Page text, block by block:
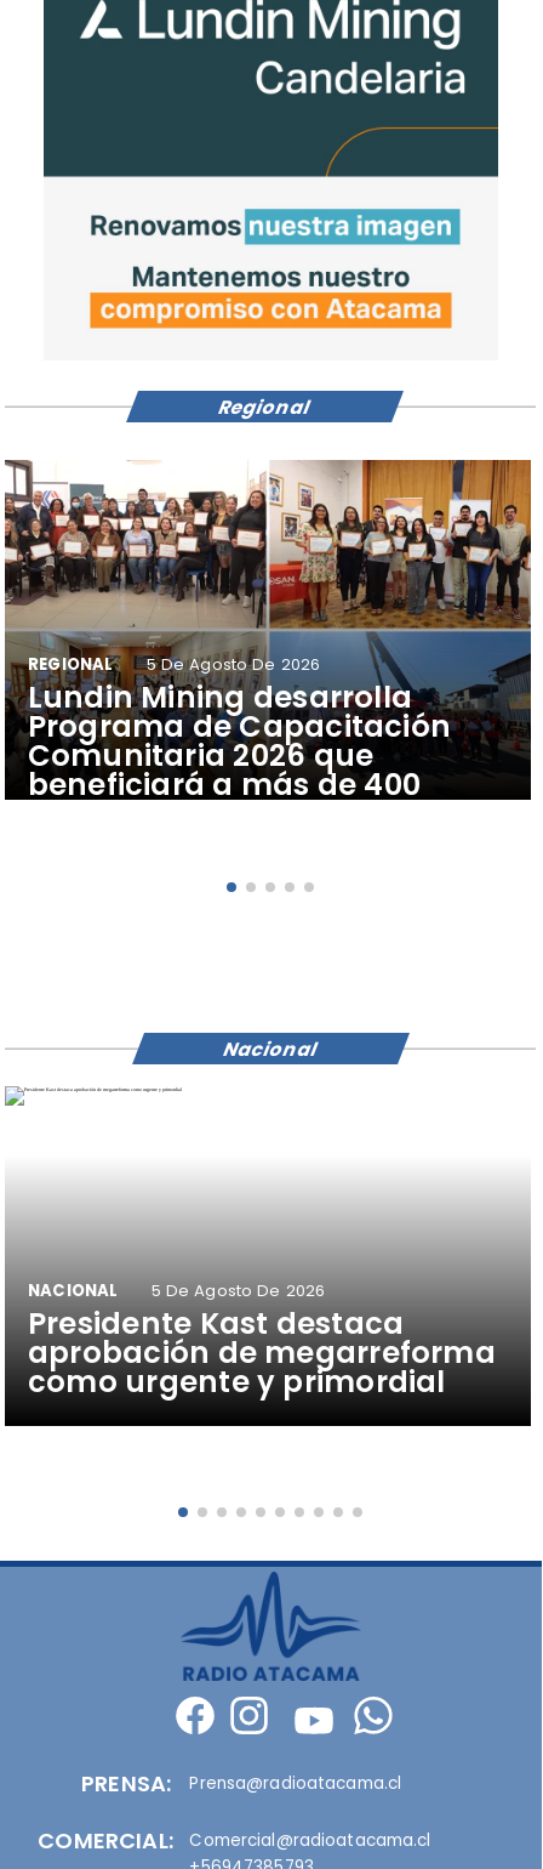
​Lundin Mining desarrolla
Programa de Capacitación
Comunitaria 2026 que
beneficiará a más de 400
REGIONAL 5 De Agosto De 2026
Regional
Presidente Kast destaca
aprobación de megarreforma
como urgente y primordial
NACIONAL 5 De Agosto De 2026
Nacional
PRENSA:
COMERCIAL:
Prensa@radioatacama.cl
Comercial@radioatacama.cl